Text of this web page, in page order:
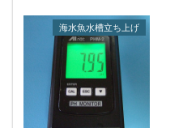
海水魚水槽立ち上げ